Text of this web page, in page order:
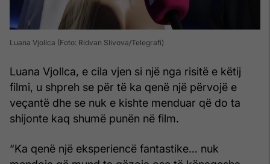
Luana Vjollca (Foto: Ridvan Slivova/Telegrafi)
Luana Vjollca, e cila vjen si një nga risitë e këtij
filmi, u shpreh se për të ka qenë një përvojë e
veçantë dhe se nuk e kishte menduar që do ta
shijonte kaq shumë punën në film.
“Ka qenë një eksperiencë fantastike… nuk